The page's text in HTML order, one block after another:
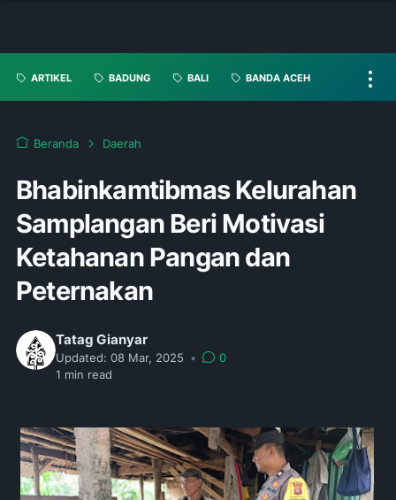
ARTIKEL BADUNG BALI BANDA ACEH
Beranda Daerah
Bhabinkamtibmas Kelurahan
Samplangan Beri Motivasi
Ketahanan Pangan dan
Peternakan
Tatag Gianyar
Updated: 08 Mar, 2025 •
0
1 min read